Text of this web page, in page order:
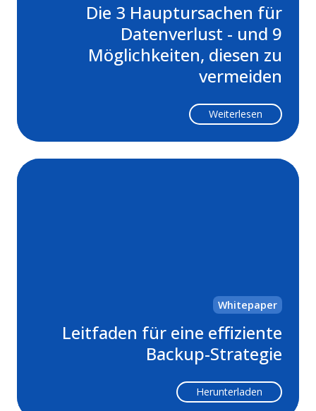
Die 3 Hauptursachen für
Datenverlust - und 9
Möglichkeiten, diesen zu
vermeiden
Weiterlesen
Whitepaper
Leitfaden für eine effiziente
Backup-Strategie
Herunterladen